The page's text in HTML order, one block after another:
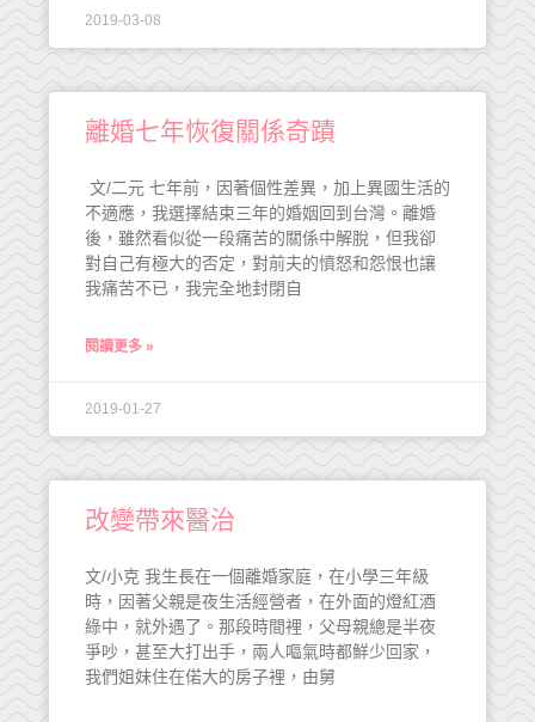
2019-03-08
離婚七年恢復關係奇蹟
文/二元 七年前，因著個性差異，加上異國生活的
不適應，我選擇結束三年的婚姻回到台灣。離婚
後，雖然看似從一段痛苦的關係中解脫，但我卻
對自己有極大的否定，對前夫的憤怒和怨恨也讓
我痛苦不已，我完全地封閉自
閱讀更多 »
2019-01-27
改變帶來醫治
文/小克 我生長在一個離婚家庭，在小學三年級
時，因著父親是夜生活經營者，在外面的燈紅酒
綠中，就外遇了。那段時間裡，父母親總是半夜
爭吵，甚至大打出手，兩人嘔氣時都鮮少回家，
我們姐妹住在偌大的房子裡，由舅